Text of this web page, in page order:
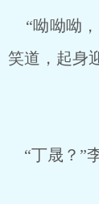
“呦呦呦，
笑道，起身
“丁晟？”